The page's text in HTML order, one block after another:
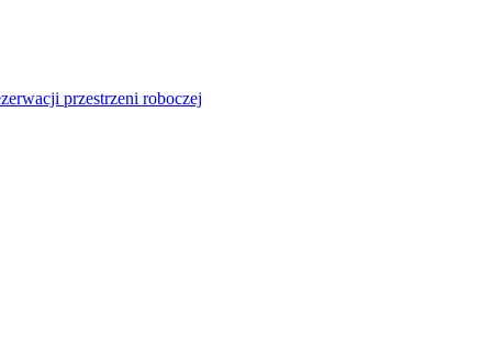
przestrzeni roboczej